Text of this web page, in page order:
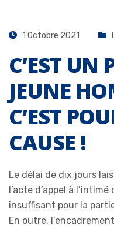
1 Octobre 2021
C’EST UN
JEUNE
C’EST
CAUSE !
Le délai de dix jours
l’acte d’appel à
insuffisant pour la
En outre,